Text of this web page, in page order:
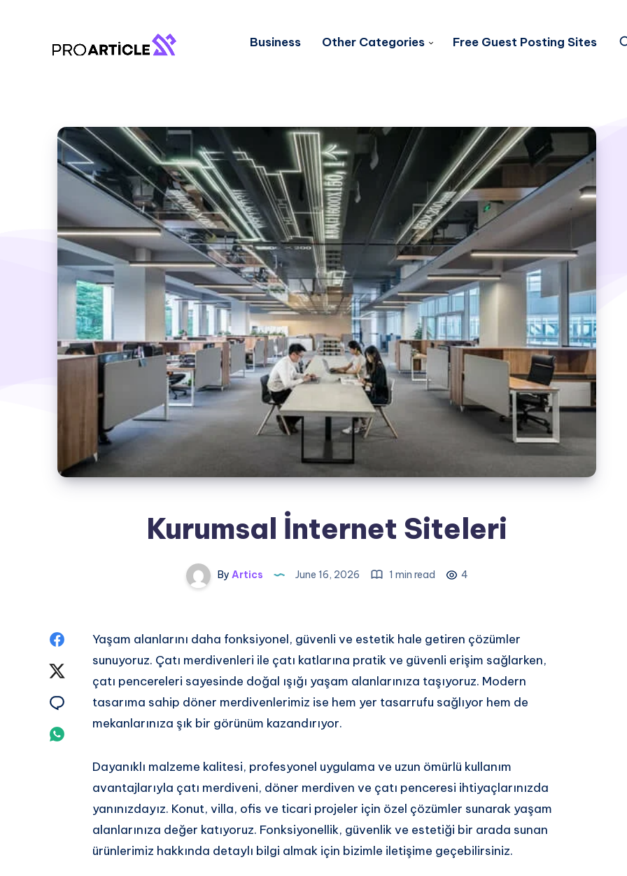
Business Other Categories Free Guest Posting Sites
Kurumsal İnternet Siteleri
By Artics June 16, 2026 1 min read 4
Share
Twitter
Share
Whatsapp
Yaşam alanlarını daha fonksiyonel, güvenli ve estetik hale getiren çözümler
sunuyoruz. Çatı merdivenleri ile çatı katlarına pratik ve güvenli erişim sağlarken,
çatı pencereleri sayesinde doğal ışığı yaşam alanlarınıza taşıyoruz. Modern
tasarıma sahip döner merdivenlerimiz ise hem yer tasarrufu sağlıyor hem de
mekanlarınıza şık bir görünüm kazandırıyor.
Dayanıklı malzeme kalitesi, profesyonel uygulama ve uzun ömürlü kullanım
avantajlarıyla çatı merdiveni, döner merdiven ve çatı penceresi ihtiyaçlarınızda
yanınızdayız. Konut, villa, ofis ve ticari projeler için özel çözümler sunarak yaşam
alanlarınıza değer katıyoruz. Fonksiyonellik, güvenlik ve estetiği bir arada sunan
ürünlerimiz hakkında detaylı bilgi almak için bizimle iletişime geçebilirsiniz.